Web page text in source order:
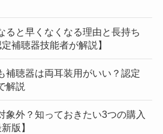
ると早くなくなる理由と長持ち
補聴器技能者が解説】
補聴器は両耳装用がいい？認定
解説
象外？知っておきたい3つの購入
版】